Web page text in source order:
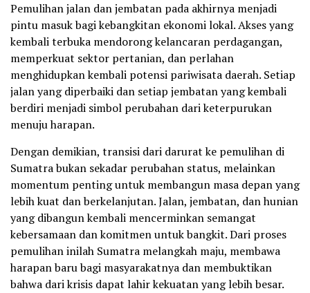
Pemulihan jalan dan jembatan pada akhirnya menjadi
pintu masuk bagi kebangkitan ekonomi lokal. Akses yang
kembali terbuka mendorong kelancaran perdagangan,
memperkuat sektor pertanian, dan perlahan
menghidupkan kembali potensi pariwisata daerah. Setiap
jalan yang diperbaiki dan setiap jembatan yang kembali
berdiri menjadi simbol perubahan dari keterpurukan
menuju harapan.
Dengan demikian, transisi dari darurat ke pemulihan di
Sumatra bukan sekadar perubahan status, melainkan
momentum penting untuk membangun masa depan yang
lebih kuat dan berkelanjutan. Jalan, jembatan, dan hunian
yang dibangun kembali mencerminkan semangat
kebersamaan dan komitmen untuk bangkit. Dari proses
pemulihan inilah Sumatra melangkah maju, membawa
harapan baru bagi masyarakatnya dan membuktikan
bahwa dari krisis dapat lahir kekuatan yang lebih besar.